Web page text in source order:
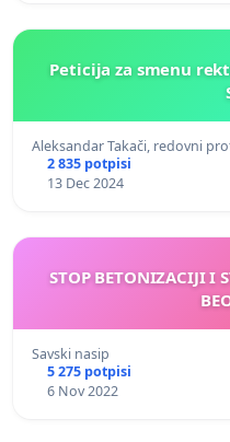
Peticija za smenu
Aleksandar Takači, redovni
2 835 potpisi
13 Dec 2024
STOP BETONIZACIJI I
Savski nasip
5 275 potpisi
6 Nov 2022